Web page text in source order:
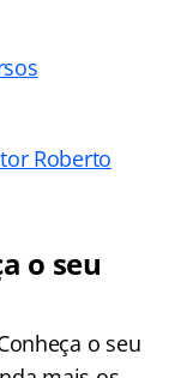
Roberto
o seu
o seu